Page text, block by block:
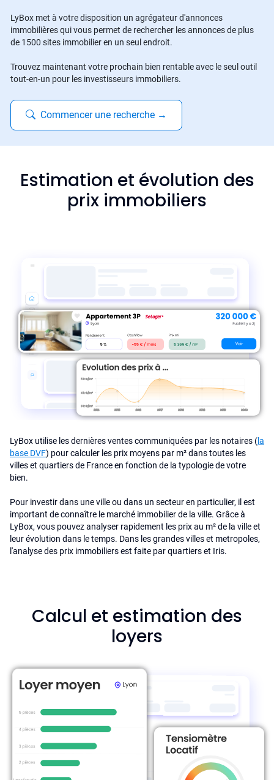
LyBox met à votre disposition un agrégateur d'annonces
immobilières qui vous permet de rechercher les annonces de plus
de 1500 sites immobilier en un seul endroit.
Trouvez maintenant votre prochain bien rentable avec le seul outil
tout-en-un pour les investisseurs immobiliers.
Commencer une recherche →
Estimation et évolution des
prix immobiliers
LyBox utilise les dernières ventes communiquées par les notaires (la
base DVF) pour calculer les prix moyens par m² dans toutes les
villes et quartiers de France en fonction de la typologie de votre
bien.
Pour investir dans une ville ou dans un secteur en particulier, il est
important de connaître le marché immobilier de la ville. Grâce à
LyBox, vous pouvez analyser rapidement les prix au m² de la ville et
leur évolution dans le temps. Dans les grandes villes et metropoles,
l'analyse des prix immobiliers est faite par quartiers et Iris.
Calcul et estimation des
loyers